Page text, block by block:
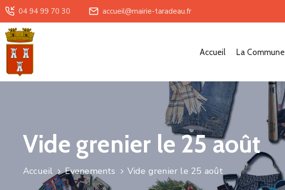
04 94 99 70 30 accueil@mairie-taradeau.fr
Accueil La Commune
Vide grenier le 25 août
Accueil Evenements Vide grenier le 25 août